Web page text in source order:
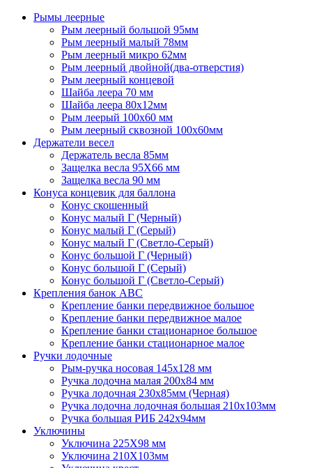
Рымы леерные
Рым леерный большой 95мм
Рым леерный малый 78мм
Рым леерный микро 62мм
Рым леерный двойной(два-отверстия)
Рым леерный концевой
Шайба леера 70 мм
Шайба леера 80х12мм
Рым леерый 100х60 мм
Рым леерный сквозной 100х60мм
Держатели весел
Держатель весла 85мм
Защелка весла 95Х66 мм
Защелка весла 90 мм
Конуса концевик для баллона
Конус скошенный
Конус малый Г (Черный)
Конус малый Г (Серый)
Конус малый Г (Светло-Серый)
Конус большой Г (Черный)
Конус большой Г (Серый)
Конус большой Г (Светло-Серый)
Крепления банок ABC
Крепление банки передвижное большое
Крепление банки передвижное малое
Крепление банки стационарное большое
Крепление банки стационарное малое
Ручки лодочные
Рым-ручка носовая 145x128 мм
Ручка лодочна малая 200х84 мм
Ручка лодочная 230х85мм (Черная)
Ручка лодочна лодочная большая 210х103мм
Ручка большая РИБ 242х94мм
Уключины
Уключина 225Х98 мм
Уключина 210Х103мм